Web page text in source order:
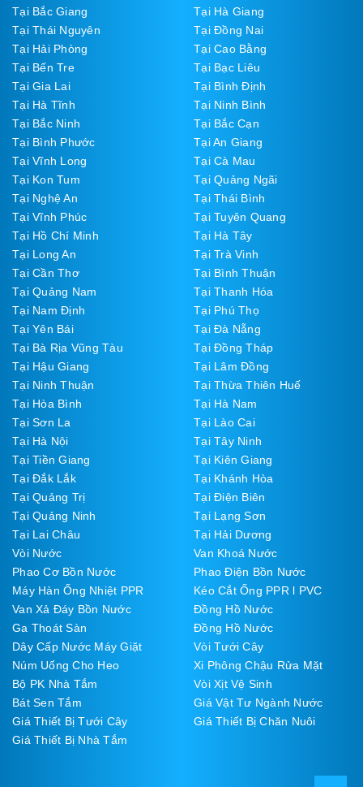
Tại Bắc Giang
Tại Hà Giang
Tại Thái Nguyên
Tại Đồng Nai
Tại Hải Phòng
Tại Cao Bằng
Tại Bến Tre
Tại Bạc Liêu
Tại Gia Lai
Tại Bình Định
Tại Hà Tĩnh
Tại Ninh Bình
Tại Bắc Ninh
Tại Bắc Cạn
Tại Bình Phước
Tại An Giang
Tại Vĩnh Long
Tại Cà Mau
Tại Kon Tum
Tại Quảng Ngãi
Tại Nghệ An
Tại Thái Bình
Tại Vĩnh Phúc
Tại Tuyên Quang
Tại Hồ Chí Minh
Tại Hà Tây
Tại Long An
Tại Trà Vinh
Tại Cần Thơ
Tại Bình Thuận
Tại Quảng Nam
Tại Thanh Hóa
Tại Nam Định
Tại Phú Thọ
Tại Yên Bái
Tại Đà Nẵng
Tại Bà Rịa Vũng Tàu
Tại Đồng Tháp
Tại Hậu Giang
Tại Lâm Đồng
Tại Ninh Thuận
Tại Thừa Thiên Huế
Tại Hòa Bình
Tại Hà Nam
Tại Sơn La
Tại Lào Cai
Tại Hà Nội
Tại Tây Ninh
Tại Tiền Giang
Tại Kiên Giang
Tại Đắk Lắk
Tại Khánh Hòa
Tại Quảng Trị
Tại Điện Biên
Tại Quảng Ninh
Tại Lạng Sơn
Tại Lai Châu
Tại Hải Dương
Vòi Nước
Van Khoá Nước
Phao Cơ Bồn Nước
Phao Điện Bồn Nước
Máy Hàn Ống Nhiệt PPR
Kéo Cắt Ống PPR l PVC
Van Xả Đáy Bồn Nước
Đồng Hồ Nước
Ga Thoát Sàn
Đồng Hồ Nước
Dây Cấp Nước Máy Giặt
Vòi Tưới Cây
Núm Uống Cho Heo
Xi Phông Chậu Rửa Mặt
Bộ PK Nhà Tắm
Vòi Xịt Vệ Sinh
Bát Sen Tắm
Giá Vật Tư Ngành Nước
Giá Thiết Bị Tưới Cây
Giá Thiết Bị Chăn Nuôi
Giá Thiết Bị Nhà Tắm